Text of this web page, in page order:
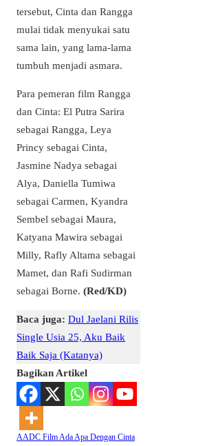
tersebut, Cinta dan Rangga
mulai tidak menyukai satu
sama lain, yang lama-lama
tumbuh menjadi asmara.
Para pemeran film Rangga
dan Cinta: El Putra Sarira
sebagai Rangga, Leya
Princy sebagai Cinta,
Jasmine Nadya sebagai
Alya, Daniella Tumiwa
sebagai Carmen, Kyandra
Sembel sebagai Maura,
Katyana Mawira sebagai
Milly, Rafly Altama sebagai
Mamet, dan Rafi Sudirman
sebagai Borne. (Red/KD)
Baca juga: Dul Jaelani Rilis
Single Usia 25, Aku Baik
Baik Saja (Katanya)
Bagikan Artikel
AADC Film Ada Apa Dengan Cinta